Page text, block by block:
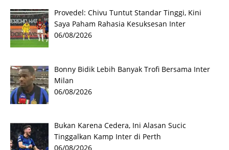
Provedel: Chivu Tuntut Standar Tinggi, Kini
Saya Paham Rahasia Kesuksesan Inter
06/08/2026
Bonny Bidik Lebih Banyak Trofi Bersama Inter
Milan
06/08/2026
Bukan Karena Cedera, Ini Alasan Sucic
Tinggalkan Kamp Inter di Perth
06/08/2026